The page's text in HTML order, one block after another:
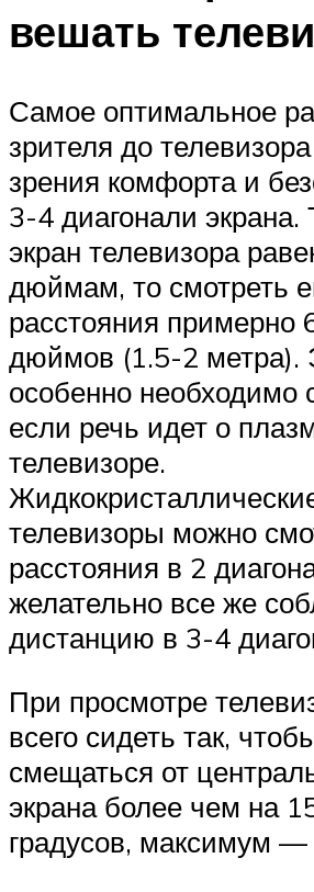
вешать
Самое оптимальное
зрителя до
зрения комфорта и
3-4 диагонали экрана.
экран телевизора
дюймам, то смотреть
расстояния примерно
дюймов (1.5-2 метра).
особенно необходимо
если речь идет о
телевизоре.
телевизоры можно
расстояния в 2
желательно все же
дистанцию в 3-4
При просмотре
всего сидеть так,
смещаться от
экрана более чем на
градусов, максимум —